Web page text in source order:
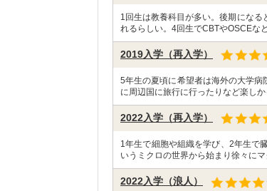
1回生は教養科目が多い。後期にな
れるらしい。4回生でCBTやOSCEな
2019入学（再入学）
5年生の夏頃に希望者は海外の大学
に周辺国に旅行に行ったりなど楽し
2022入学（再入学）
1年生で細胞や組織を学び、2年生で
いうミクロの世界から始まり徐々に
2022入学（浪人）